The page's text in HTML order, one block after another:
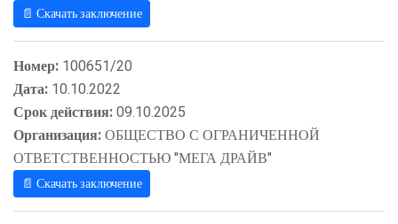
📄 Скачать заключение
Номер: 100651/20
Дата: 10.10.2022
Срок действия:09.10.2025
Организация:ОБЩЕСТВО С ОГРАНИЧЕННОЙ
ОТВЕТСТВЕННОСТЬЮ "МЕГА ДРАЙВ"
📄 Скачать заключение